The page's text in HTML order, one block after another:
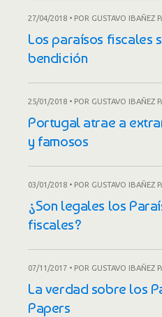
27/04/2018 • POR GUSTAVO IBAÑEZ
Los paraísos fiscales
bendición
25/01/2018 • POR GUSTAVO IBAÑEZ
Portugal atrae a
y famosos
03/01/2018 • POR GUSTAVO IBAÑEZ
¿Son legales los
fiscales?
07/11/2017 • POR GUSTAVO IBAÑEZ
La verdad sobre los
Papers